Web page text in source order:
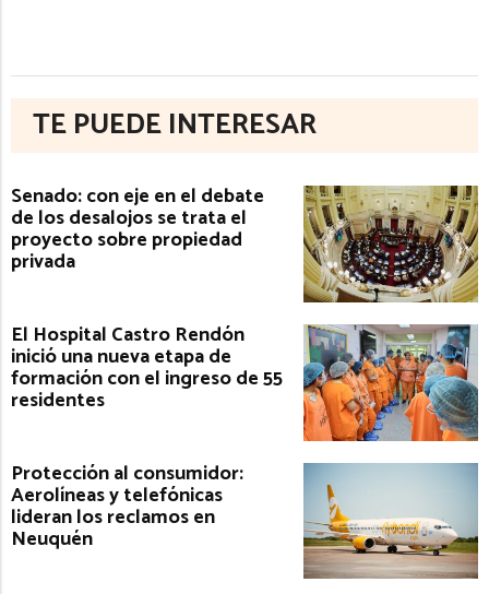
TE PUEDE INTERESAR
Senado: con eje en el debate
de los desalojos se trata el
proyecto sobre propiedad
privada
El Hospital Castro Rendón
inició una nueva etapa de
formación con el ingreso de 55
residentes
Protección al consumidor:
Aerolíneas y telefónicas
lideran los reclamos en
Neuquén